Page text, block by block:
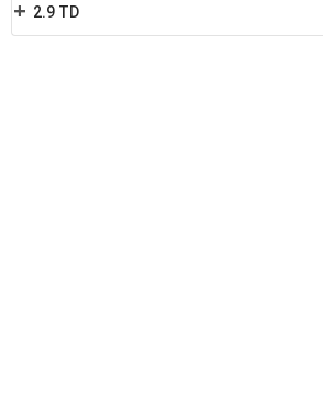
2.9 TD